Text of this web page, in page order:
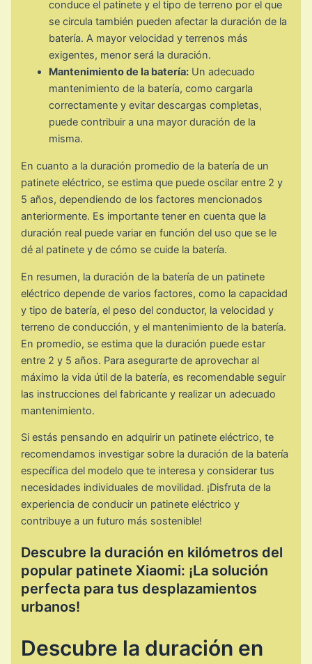
conduce el patinete y el tipo de terreno por el que
se circula también pueden afectar la duración de la
batería. A mayor velocidad y terrenos más
exigentes, menor será la duración.
Mantenimiento de la batería: Un adecuado
mantenimiento de la batería, como cargarla
correctamente y evitar descargas completas,
puede contribuir a una mayor duración de la
misma.
En cuanto a la duración promedio de la batería de un
patinete eléctrico, se estima que puede oscilar entre 2 y
5 años, dependiendo de los factores mencionados
anteriormente. Es importante tener en cuenta que la
duración real puede variar en función del uso que se le
dé al patinete y de cómo se cuide la batería.
En resumen, la duración de la batería de un patinete
eléctrico depende de varios factores, como la capacidad
y tipo de batería, el peso del conductor, la velocidad y
terreno de conducción, y el mantenimiento de la batería.
En promedio, se estima que la duración puede estar
entre 2 y 5 años. Para asegurarte de aprovechar al
máximo la vida útil de la batería, es recomendable seguir
las instrucciones del fabricante y realizar un adecuado
mantenimiento.
Si estás pensando en adquirir un patinete eléctrico, te
recomendamos investigar sobre la duración de la batería
específica del modelo que te interesa y considerar tus
necesidades individuales de movilidad. ¡Disfruta de la
experiencia de conducir un patinete eléctrico y
contribuye a un futuro más sostenible!
Descubre la duración en kilómetros del
popular patinete Xiaomi: ¡La solución
perfecta para tus desplazamientos
urbanos!
Descubre la duración en